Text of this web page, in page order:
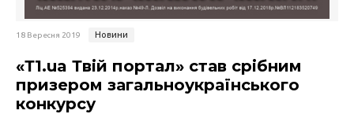
18 Вересня 2019 Новини
«Т1.ua Твій портал» став срібним
призером загальноукраїнського
конкурсу